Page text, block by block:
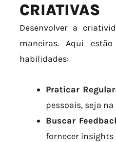
CRIATIVAS
Desenvolver a
maneiras. Aqui
habilidades:
Praticar
pessoais, seja
Buscar
fornecer insights